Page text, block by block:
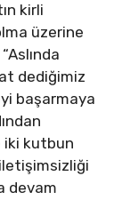
kirli
üzerine
dediğimiz
başarmaya
iki kutbun
devam